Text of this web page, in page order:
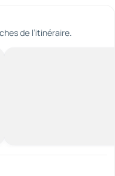
de l’itinéraire.